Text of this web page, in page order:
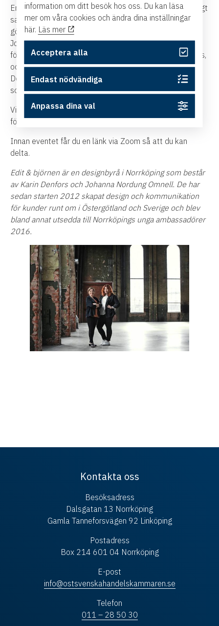
En inspirerande digital föreläsning och ett öppet och ärligt
samtal om att våga tänka på ett lite annat sätt, och att
göra det som känns rätt i magen. Föreläsarna, Karin och
Johanna, kommer att berätta om hur man som nystartat
företag kan tänka kring sin visuella identitet för att synas,
och hur man som mer etablerat företag kan finslipa den.
De bjuder på exempel på kreativa lösningar och idéer
som inspirerar.
Vill du veta mer? Tveka inte att anmäla dig till denna
föreläsning.
Innan eventet får du en länk via Zoom så att du kan
delta.
Edit & björnen är en designbyrå i Norrköping som består
av Karin Denfors och Johanna Nordung Omnell. De har
sedan starten 2012 skapat design och kommunikation
för kunder runt om i Östergötland och Sverige och blev
bland annat utsedda till Norrköpings unga ambassadörer
2016.
Kontakta oss
Besöksadress
Dalsgatan 13 Norrköping
Gamla Tanneforsvägen 92 Linköping
Postadress
Box 214 601 04 Norrköping
E-post
info@ostsvenskahandelskammaren.se
Telefon
011 – 28 50 30
information om ditt besök hos oss. Du kan läsa
mer om våra cookies och ändra dina inställningar
här. Läs mer
Acceptera alla
Endast nödvändiga
Anpassa dina val